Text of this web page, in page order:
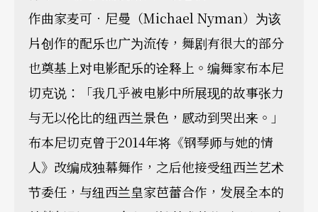
作曲家麦可．尼曼（Michael Nyman）为该
片创作的配乐也广为流传，舞剧有很大的部分
也奠基上对电影配乐的诠释上。编舞家布本尼
切克说：「我几乎被电影中所展现的故事张力
与无以伦比的纽西兰景色，感动到哭出来。」
布本尼切克曾于2014年将《钢琴师与她的情
人》改编成独幕舞作，之后他接受纽西兰艺术
节委任，与纽西兰皇家芭蕾合作，发展全本的